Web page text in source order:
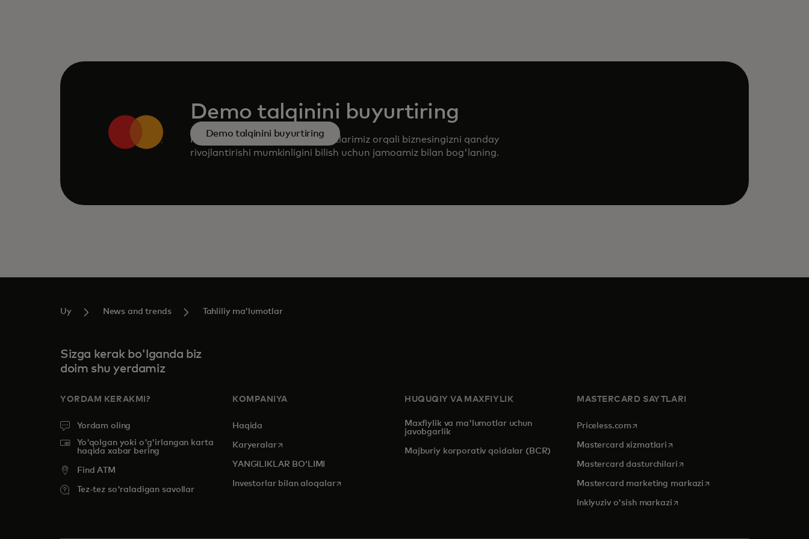
Demo talqinini buyurtiring
Mastercard mahsulot va xizmatlarimiz orqali biznesingizni qanday
rivojlantirishi mumkinligini bilish uchun jamoamiz bilan bog'laning.
Demo talqinini buyurtiring
Uy News and trends Tahliliy maʼlumotlar
Sizga kerak bo'lganda biz
doim shu yerdamiz
YORDAM KERAKMI?
Yordam oling
Yo'qolgan yoki o'g'irlangan karta
haqida xabar bering
Find ATM
Tez-tez so'raladigan savollar
KOMPANIYA
Haqida
Karyeralaropens in a new tab
YANGILIKLAR BOʻLIMI
Investorlar bilan aloqalaropens in a new tab
HUQUQIY VA MAXFIYLIK
Maxfiylik va ma'lumotlar uchun
javobgarlik
Majburiy korporativ qoidalar (BCR)
MASTERCARD SAYTLARI
Priceless.com opens in a new tab
Mastercard xizmatlari opens in a new tab
Mastercard dasturchilariopens in a new tab
Mastercard marketing markazi opens in a new tab
Inklyuziv o'sish markaziopens in a new tab